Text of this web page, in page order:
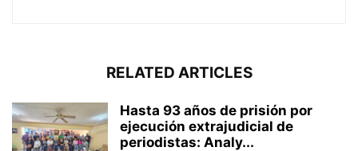
RELATED ARTICLES
Hasta 93 años de prisión por
ejecución extrajudicial de
periodistas: Analy...